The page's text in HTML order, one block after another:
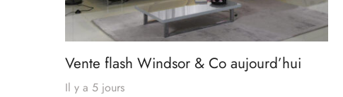
Vente flash Windsor & Co aujourd’hui
Il y a 5 jours